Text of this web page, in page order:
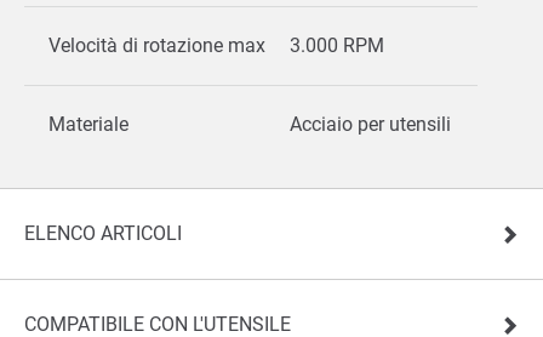
Velocità di rotazione max 3.000 RPM
Materiale Acciaio per utensili
ELENCO ARTICOLI
COMPATIBILE CON L'UTENSILE